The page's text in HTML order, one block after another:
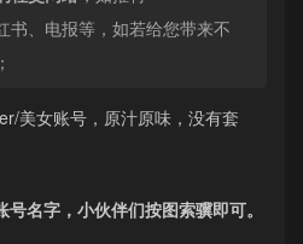
书、电报等，如若给您带来不
美女账号，原汁原味，没有套
名字，小伙伴们按图索骥即可。